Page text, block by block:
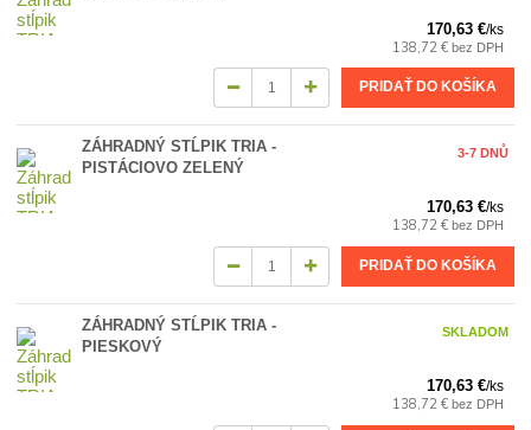
170,63 €/ks
138,72 € bez DPH
PRIDAŤ DO KOŠÍKA
ZÁHRADNÝ STĹPIK TRIA -
PISTÁCIOVO ZELENÝ
170,63 €/ks
138,72 € bez DPH
3-7 DNŮ
PRIDAŤ DO KOŠÍKA
ZÁHRADNÝ STĹPIK TRIA -
PIESKOVÝ
170,63 €/ks
138,72 € bez DPH
SKLADOM